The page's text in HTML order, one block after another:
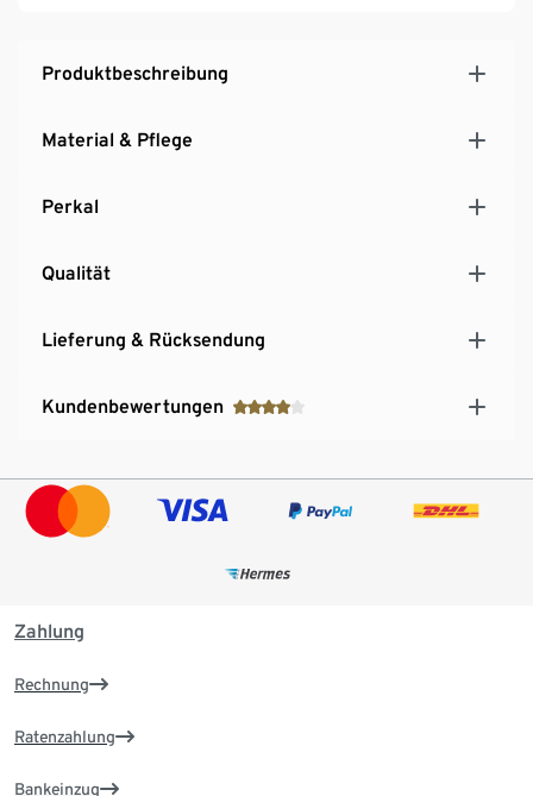
Produktbeschreibung
Material & Pflege
Perkal
Qualität
Lieferung & Rücksendung
Kundenbewertungen
Zahlung
Rechnung
Ratenzahlung
Bankeinzug